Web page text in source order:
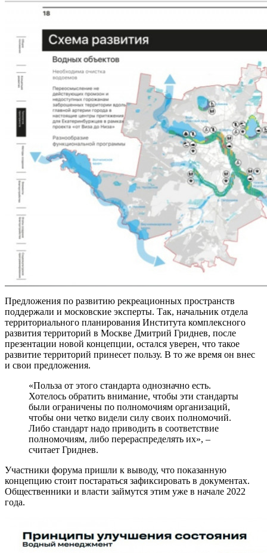
Предложения по развитию рекреационных пространств
поддержали и московские эксперты. Так, начальник отдела
территориального планирования Института комплексного
развития территорий в Москве Дмитрий Гриднев, после
презентации новой концепции, остался уверен, что такое
развитие территорий принесет пользу. В то же время он внес
и свои предложения.
«Польза от этого стандарта однозначно есть.
Хотелось обратить внимание, чтобы эти стандарты
были ограничены по полномочиям организаций,
чтобы они четко видели силу своих полномочий.
Либо стандарт надо приводить в соответствие
полномочиям, либо перераспределять их», –
считает Гриднев.
Участники форума пришли к выводу, что показанную
концепцию стоит постараться зафиксировать в документах.
Общественники и власти займутся этим уже в начале 2022
года.